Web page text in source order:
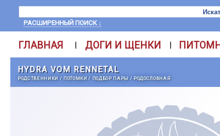
РАСШИРЕННЫЙ ПОИСК ↓
ГЛАВНАЯ | ДОГИ И ЩЕНКИ |
HYDRA VOM RENNETAL
РОДСТВЕННИКИ / ПОТОМКИ/ ПОДБОР ПАРЫ / РОДОСЛОВНАЯ